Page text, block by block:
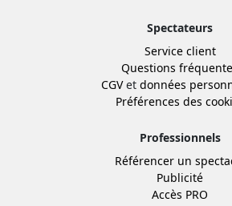
Spectateurs
Service client
Questions
CGVet données
Préférences des
Professionnels
Référencer un
Publicité
Accès PRO